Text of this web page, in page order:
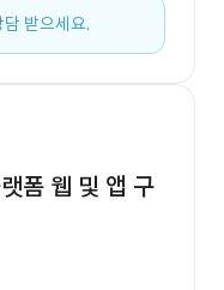
받으세요.
폼 웹 및 앱 구